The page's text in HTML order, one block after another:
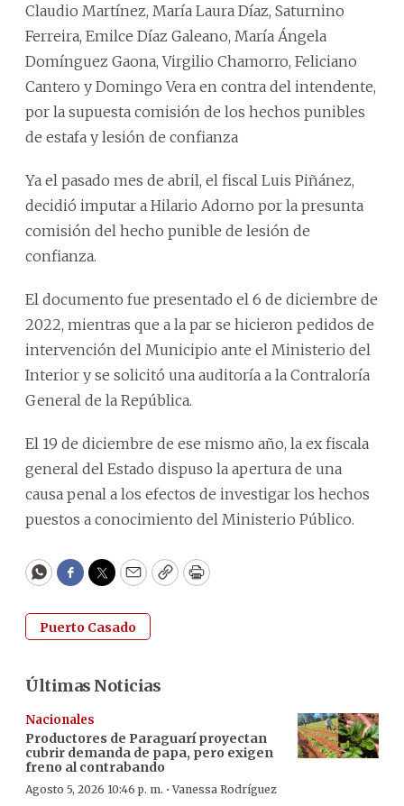
Claudio Martínez, María Laura Díaz, Saturnino
Ferreira, Emilce Díaz Galeano, María Ángela
Domínguez Gaona, Virgilio Chamorro, Feliciano
Cantero y Domingo Vera en contra del intendente,
por la supuesta comisión de los hechos punibles
de estafa y lesión de confianza
Ya el pasado mes de abril, el fiscal Luis Piñánez,
decidió imputar a Hilario Adorno por la presunta
comisión del hecho punible de lesión de
confianza.
El documento fue presentado el 6 de diciembre de
2022, mientras que a la par se hicieron pedidos de
intervención del Municipio ante el Ministerio del
Interior y se solicitó una auditoría a la Contraloría
General de la República.
El 19 de diciembre de ese mismo año, la ex fiscala
general del Estado dispuso la apertura de una
causa penal a los efectos de investigar los hechos
puestos a conocimiento del Ministerio Público.
WhatsApp
Facebook
Twitter
EmailCopyPrint
Puerto Casado
Últimas Noticias
Nacionales
Productores de Paraguarí proyectan
cubrir demanda de papa, pero exigen
freno al contrabando
Agosto 5, 2026 10:46 p. m. ·Vanessa Rodríguez